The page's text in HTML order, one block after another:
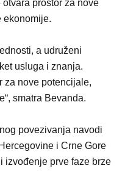
prostor za nove
ekonomije.
a udruženi
usluga i znanja.
za nove potencijale,
smatra Bevanda.
povezivanja navodi
i Crne Gore
izvođenje prve faze brze